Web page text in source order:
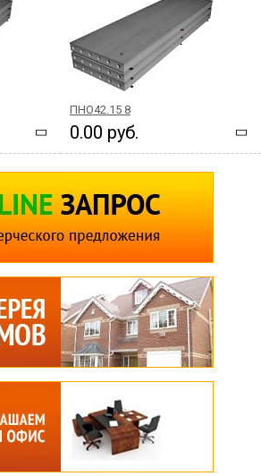
ПНО42.15 8
0.00 руб.